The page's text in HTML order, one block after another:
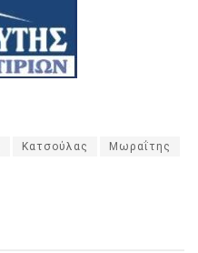
Κατσούλας Μωραΐτης